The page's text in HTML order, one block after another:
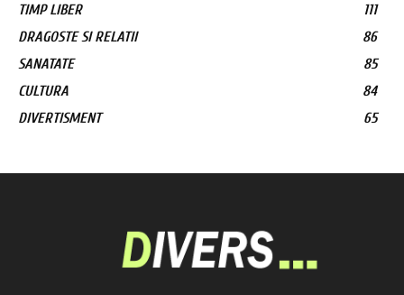
TIMP LIBER
111
DRAGOSTE SI RELATII
86
SANATATE
85
CULTURA
84
DIVERTISMENT
65